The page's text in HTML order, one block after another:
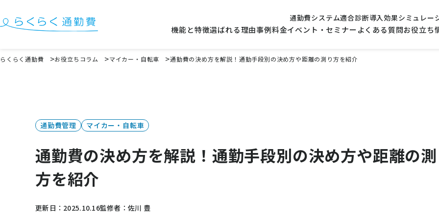
通勤費システム適合診断導入効果シミュレー
機能と特徴選ばれる理由事例料金イベント・セミナー よくある質問お役立ち
機能と特徴
料金
よくある質問
お役立ち情報
お役立ち資料
らくらく通勤費 お役立ちコラム マイカー・自転車 通勤費の決め方を解説！通勤手段別の決め方や距離の測り方を紹介
通勤費管理 マイカー・自転車
通勤費の決め方を解説！通勤手段別の決め方や距離の
方を紹介
更新日：2025.10.16監修者：佐川 豊